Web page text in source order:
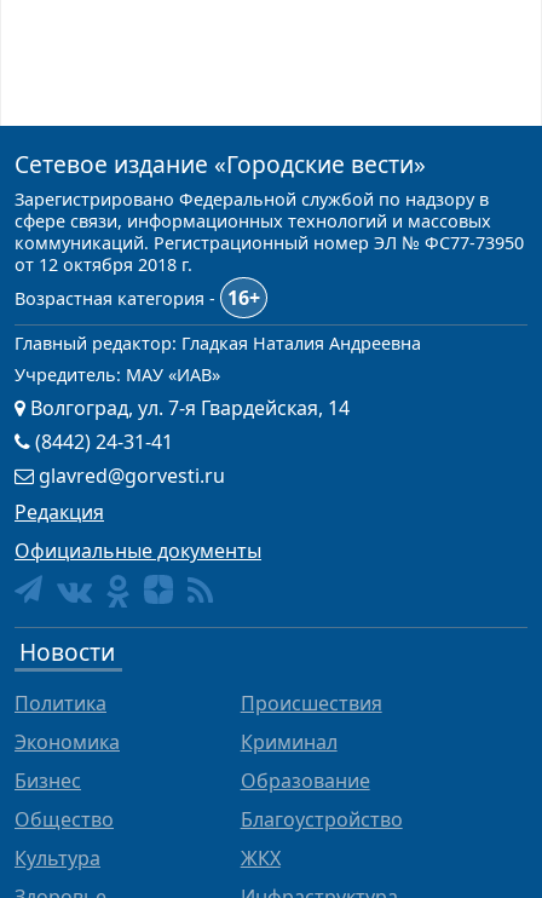
Сетевое издание «Городские вести»
Зарегистрировано Федеральной службой по надзору в
сфере связи, информационных технологий и массовых
коммуникаций. Регистрационный номер ЭЛ № ФС77-73950
от 12 октября 2018 г.
Возрастная категория -
16+
Главный редактор: Гладкая Наталия Андреевна
Учредитель: МАУ «ИАВ»
Волгоград, ул. 7-я Гвардейская, 14
(8442) 24-31-41
glavred@gorvesti.ru
Редакция
Официальные документы
Новости
Политика
Экономика
Бизнес
Общество
Культура
Происшествия
Криминал
Образование
Благоустройство
ЖКХ